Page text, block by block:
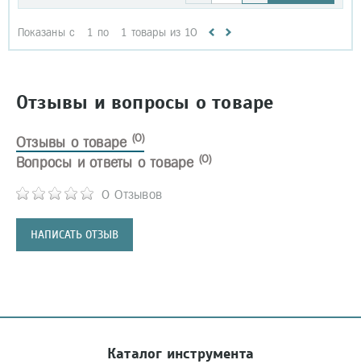
Показаны с 1 по 1 товары из 10
Отзывы и вопросы о товаре
Отзывы о товаре (0)
0 Отзывов
НАПИСАТЬ ОТЗЫВ
Вопросы и ответы о товаре (0)
Каталог инструмента